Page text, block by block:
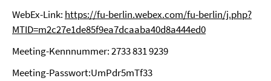
WebEx-Link: https://fu-berlin.webex.com/fu-berlin/j.php?
MTID=m2c27e1de85f9ea7dcaaba40d8a444ed0
Meeting-Kennnummer: 2733 831 9239
Meeting-Passwort:UmPdr5mTf33